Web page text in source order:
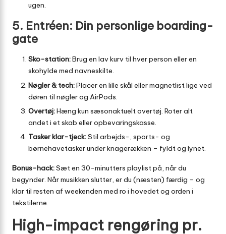
ugen.
5. Entréen: Din personlige boarding-
gate
Sko-station:Brug en lav kurv til hver person eller en
skohylde med navneskilte.
Nøgler & tech:Placer en lille skål eller magnetlist lige ved
døren til nøgler og AirPods.
Overtøj:Hæng kun sæsonaktuelt overtøj. Roter alt
andet i et skab eller opbevaringskasse.
Tasker klar-tjeck:Stil arbejds-, sports- og
børnehavetasker under knagerækken – fyldt og lynet.
Bonus-hack:Sæt en 30-minutters playlist på, når du
begynder. Når musikken slutter, er du (næsten) færdig – og
klar til resten af weekenden med ro i hovedet og orden i
tekstilerne.
High-impact rengøring pr.